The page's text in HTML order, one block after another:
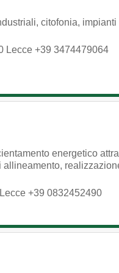
citofonia,
Lecce +39 3474479064
energetico
Lecce +39 0832452490